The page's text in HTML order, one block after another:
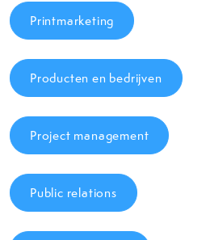
Printmarketing
Producten en bedrijven
Project management
Public relations